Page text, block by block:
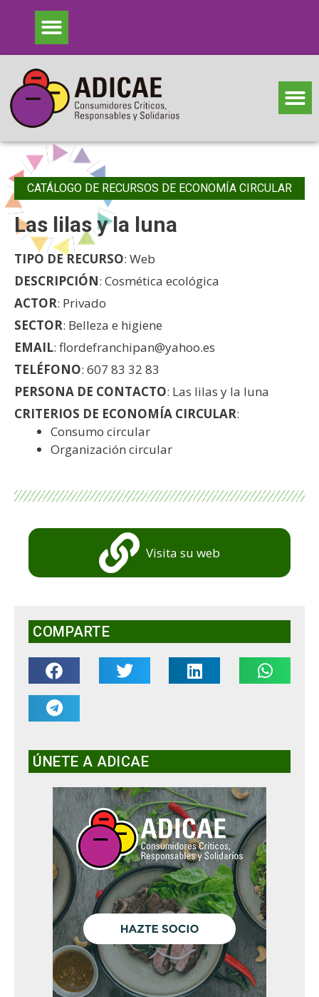
CATÁLOGO DE RECURSOS DE ECONOMÍA CIRCULAR
Las lilas y la luna
TIPO DE RECURSO: Web
DESCRIPCIÓN: Cosmética ecológica
ACTOR: Privado
SECTOR: Belleza e higiene
EMAIL: flordefranchipan@yahoo.es
TELÉFONO: 607 83 32 83
PERSONA DE CONTACTO: Las lilas y la luna
CRITERIOS DE ECONOMÍA CIRCULAR:
Consumo circular
Organización circular
Visita su web
COMPARTE
ÚNETE A ADICAE